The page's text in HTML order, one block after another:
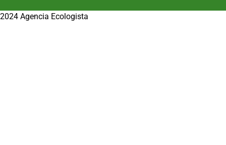
2024 Agencia Ecologista